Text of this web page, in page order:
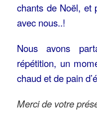
chants de Noël, et
avec nous..!
Nous avons
répétition, un
chaud et de pain
Merci de votre